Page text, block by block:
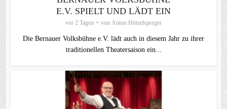
E.V. SPIELT UND LÄDT EIN
vor 2 Tagen von Anton Hötzelsperger
Die Bernauer Volksbühne e.V. lädt auch in diesem Jahr zu ihrer
traditionellen Theater­saison ein...